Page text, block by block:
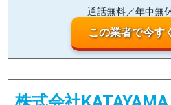
通話無料／年中無
この業者で今す